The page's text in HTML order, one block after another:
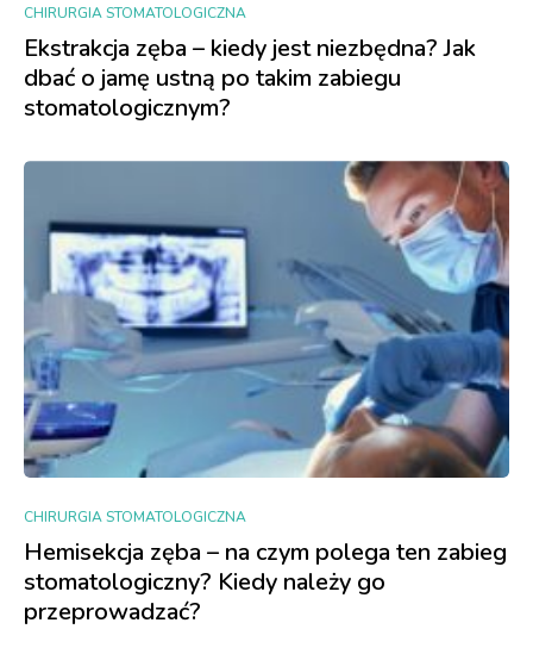
CHIRURGIA STOMATOLOGICZNA
Ekstrakcja zęba – kiedy jest niezbędna? Jak
dbać o jamę ustną po takim zabiegu
stomatologicznym?
CHIRURGIA STOMATOLOGICZNA
Hemisekcja zęba – na czym polega ten zabieg
stomatologiczny? Kiedy należy go
przeprowadzać?